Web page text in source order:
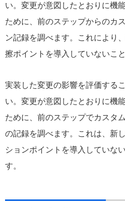
い。変更が意図したとおりに機
ために、前のステップからのカ
ン記録を調べます。これにより
擦ポイントを導入していないこ
実装した変更の影響を評価する
い。変更が意図したとおりに機
ために、前のステップでカスタ
の記録を調べます。これは、新
ションポイントを導入していな
す。